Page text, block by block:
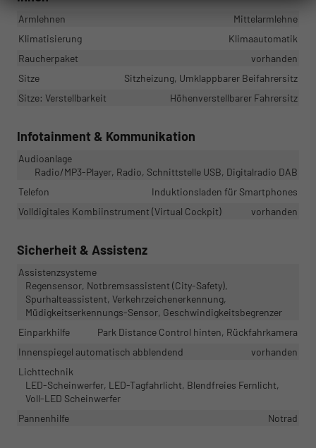
Armlehnen
Mittelarmlehne
Klimatisierung
Klimaautomatik
Raucherpaket
vorhanden
Sitze
Sitzheizung, Umklappbarer Beifahrersitz
Sitze: Verstellbarkeit
Höhenverstellbarer Fahrersitz
Infotainment & Kommunikation
Audioanlage
Radio/MP3-Player, Radio, Schnittstelle USB, Digitalradio DAB
Telefon
Induktionsladen für Smartphones
Volldigitales Kombiinstrument (Virtual Cockpit)
vorhanden
Sicherheit & Assistenz
Assistenzsysteme
Regensensor, Notbremsassistent (City-Safety),
Spurhalteassistent, Verkehrzeichenerkennung,
Müdigkeitserkennungs-Sensor, Geschwindigkeitsbegrenzer
Einparkhilfe
Park Distance Control hinten, Rückfahrkamera
Innenspiegel automatisch abblendend
vorhanden
Lichttechnik
LED-Scheinwerfer, LED-Tagfahrlicht, Blendfreies Fernlicht,
Voll-LED Scheinwerfer
Pannenhilfe
Notrad